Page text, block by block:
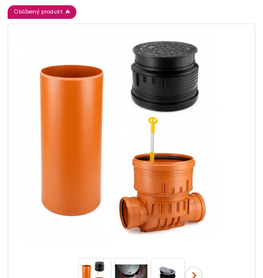
Oblíbený produkt 🔥